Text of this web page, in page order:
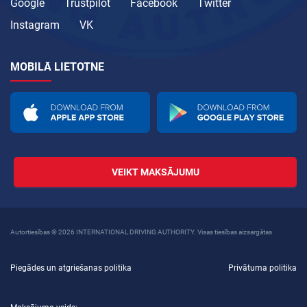
Google Trustpilot Facebook
Twitter
Instagram
VK
MOBILĀ LIETOTNE
VEIKT MAKSĀJUMU
Autortiesības © 2026 INTERNATIONAL DRIVING AUTHORITY. Visas tiesības aizsargātas
Piegādes un atgriešanas politika Privātuma politika